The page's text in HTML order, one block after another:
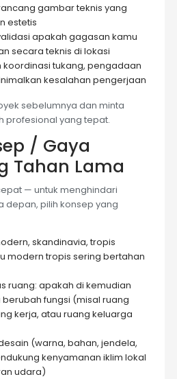
gambar teknis yang
estetis
apakah gagasan kamu
secara teknis di lokasi
tukang, pengadaan
kesalahan pengerjaan
sebelumnya dan minta
profesional yang tepat.
/ Gaya
Tahan Lama
— untuk menghindari
depan, pilih konsep yang
skandinavia, tropis
modern tropis sering bertahan
ruang: apakah di kemudian
berubah fungsi (misal ruang
kerja, atau ruang keluarga
(warna, bahan, jendela,
kenyamanan iklim lokal
udara)